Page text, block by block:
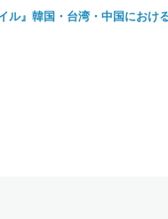
ル』韓国・台湾・中国におけ